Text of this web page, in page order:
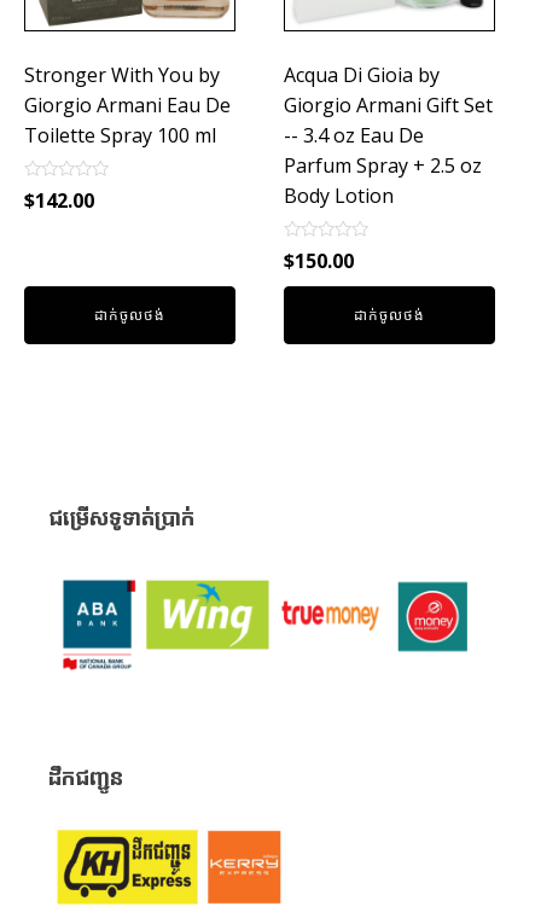
Stronger With You by
Giorgio Armani Eau De
Toilette Spray 100 ml
Rated
0
$142.00
ដាក់ចូលថង់
Acqua Di Gioia by
Giorgio Armani Gift Set
-- 3.4 oz Eau De
Parfum Spray + 2.5 oz
Body Lotion
Rated
0
out
$150.00
ដាក់ចូលថង់
ជម្រើសទូទាត់ប្រាក់
ដឹកជញ្ជូន